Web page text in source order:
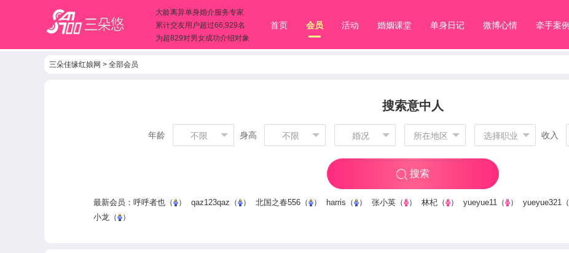
大龄离异单身婚介服务专家
累计交友用户超过66,929名
为超829对男女成功介绍对象
首页 会员 活动 婚姻课堂 单身日记 微博心情 牵手案例
三朵佳缘红娘网 > 全部会员
搜索意中人
年龄 不限 身高 不限 婚况 所在地区 选择职业 收入
搜索
最新会员： 呼呼者也 （ ） qaz123qaz （ ） 北国之春556 （ ） harris （ ） 张小英 （ ） 林杞 （ ） yueyue11 （ ） yueyue321 （
小龙 （ ）